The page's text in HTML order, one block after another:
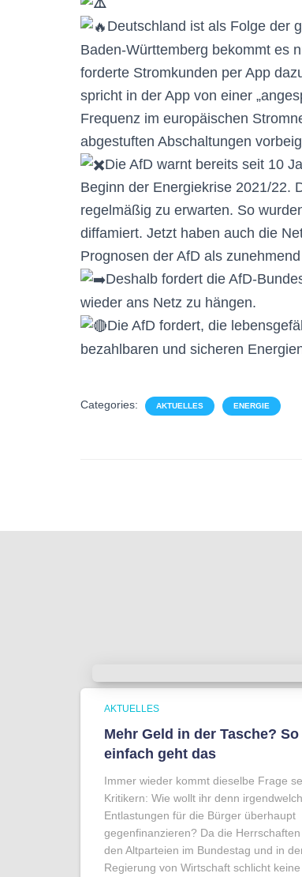
Deutschland ist als Folge der
Baden-Württemberg bekommt es
forderte Stromkunden per App
spricht in der App von einer
Frequenz im europäischen
abgestuften Abschaltungen
Die AfD warnt bereits seit 10
Beginn der Energiekrise 2021/22.
regelmäßig zu erwarten. So
diffamiert. Jetzt haben auch die
Prognosen der AfD als
Deshalb fordert die AfD-
wieder ans Netz zu hängen.
Die AfD fordert, die
bezahlbaren und sicheren
Categories: AKTUELLES ENERGIE
AKTUELLES
Mehr Geld in der Tasche? So
einfach geht das
Immer wieder kommt dieselbe Frage
Kritikern: Wie wollt ihr denn
Entlastungen für die Bürger überhaupt
gegenfinanzieren? Da die Herrschaften
den Altparteien im Bundestag und in
Regierung von Wirtschaft schlicht keine